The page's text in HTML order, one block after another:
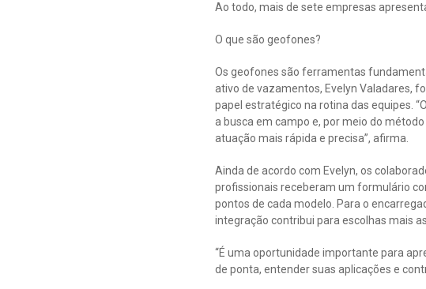
Ao todo, mais de sete empresas
O que são geofones?
Os geofones são ferramentas
ativo de vazamentos, Evelyn Valadares,
papel estratégico na rotina das equipes.
a busca em campo e, por meio do
atuação mais rápida e precisa”, afirma.
Ainda de acordo com Evelyn, os
profissionais receberam um formulário
pontos de cada modelo. Para o
integração contribui para escolhas mais
“É uma oportunidade importante para
de ponta, entender suas aplicações e